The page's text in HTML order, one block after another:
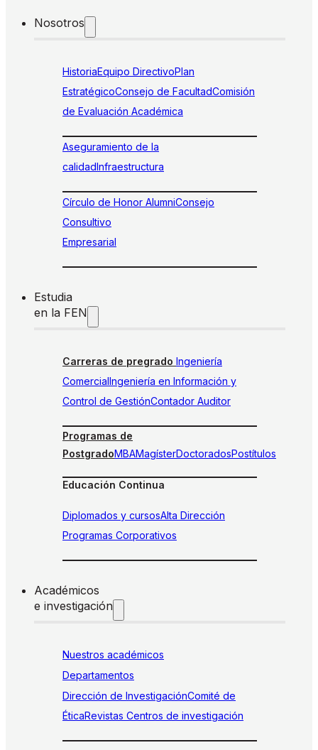
Nosotros
HistoriaEquipo DirectivoPlan
EstratégicoConsejo de FacultadComisión
de Evaluación Académica
Aseguramiento de la
calidadInfraestructura
Círculo de Honor AlumniConsejo
Consultivo
Empresarial
Estudia
en la FEN
Carreras de pregrado Ingeniería
ComercialIngeniería en Información y
Control de GestiónContador Auditor
Programas de
PostgradoMBAMagísterDoctoradosPostítulos
Educación Continua
Diplomados y cursosAlta Dirección
Programas Corporativos
Académicos
e investigación
Nuestros académicos
Departamentos
Dirección de InvestigaciónComité de
ÉticaRevistas Centros de investigación